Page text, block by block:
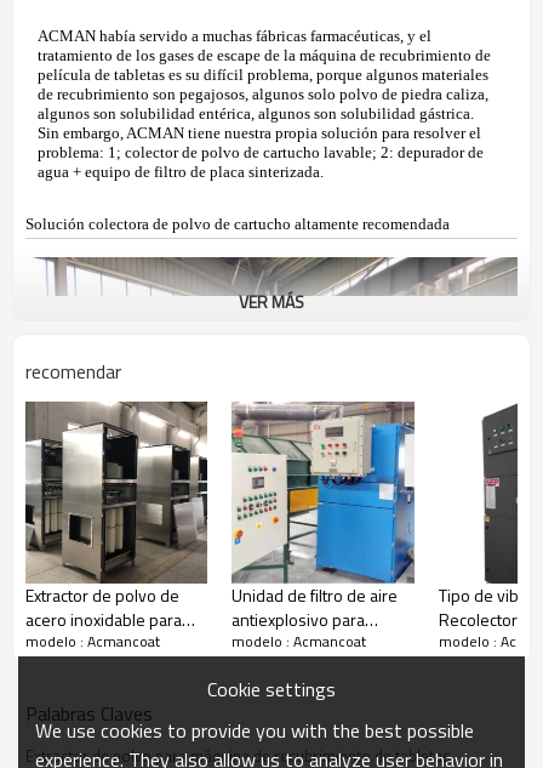
ACMAN había servido a muchas fábricas farmacéuticas, y el
tratamiento de los gases de escape de la máquina de recubrimiento de
película de tabletas es su difícil problema, porque algunos materiales
de recubrimiento son pegajosos, algunos solo polvo de piedra caliza,
algunos son solubilidad entérica, algunos son solubilidad gástrica.
Sin embargo, ACMAN tiene nuestra propia solución para resolver el
problema: 1; colector de polvo de cartucho lavable; 2: depurador de
agua + equipo de filtro de placa sinterizada.
Solución colectora de polvo de cartucho altamente recomendada
VER MÁS
recomendar
Extractor de polvo de
acero inoxidable para
polvo corrosivo / sala
modelo : Acmancoat
Unidad de filtro de aire
antiexplosivo para
dispositivo de cribado
Colector de polvo ATEX
modelo : Acmancoat
Tipo de
Recolector
cartucho:
modelo :
Palabras Claves
Extractor de polvo para máquina de recubrimiento de tabletas
Cookie settings
We use cookies to provide you with the best possible
experience. They also allow us to analyze user behavior in